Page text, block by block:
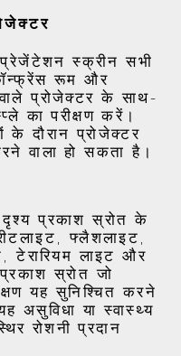
प्रेजेंटेशन स्क्रीन सभी
रूम और
प्रोजेक्टर के साथ-
का परीक्षण करें।
के दौरान प्रोजेक्टर
वाला हो सकता है।
दृश्य प्रकाश स्रोत के
फ्लैशलाइट,
टेरारियम लाइट और
स्रोत जो
यह सुनिश्चित करने
असुविधा या स्वास्थ्य
रोशनी प्रदान